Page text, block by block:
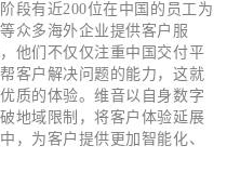
段有近200位在中国的员工为
众多海外企业提供客户服
他们不仅仅注重中国交付平
客户解决问题的能力，这就
质的体验。维音以自身数字
地域限制，将客户体验延展
，为客户提供更加智能化、